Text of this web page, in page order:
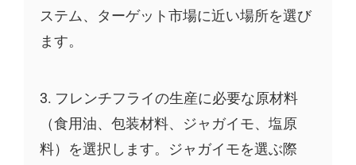
ステム、ターゲット市場に近い場所を選び
ます。
3. フレンチフライの生産に必要な原材料
（食用油、包装材料、ジャガイモ、塩原
料）を選択します。ジャガイモを選ぶ際